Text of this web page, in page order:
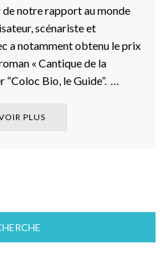
notre rapport au monde
scénariste et
a notamment obtenu le prix
« Cantique de la
“Coloc Bio, le Guide”. …
PLUS